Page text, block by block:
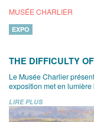
MUSÉE CHARLIER
EXPO
THE DIFFICULTY
Le Musée Charlier
exposition met en
LIRE PLUS